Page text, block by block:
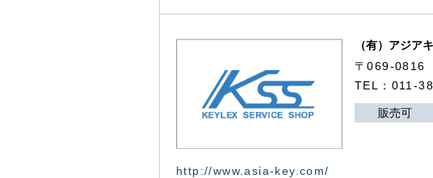
（有）アジア
〒069-0816
TEL：011-
販売可
http://www.asia-key.com/